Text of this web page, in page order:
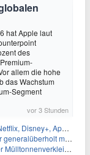
hat Apple laut
des
allem die hohe
das Wachstum
Segment
vor 3 Stunden
für 30€/Monat (effektiv 20,83€/Monat)
mit Eingabestift für 197,99€
aus Metall für 577,15€